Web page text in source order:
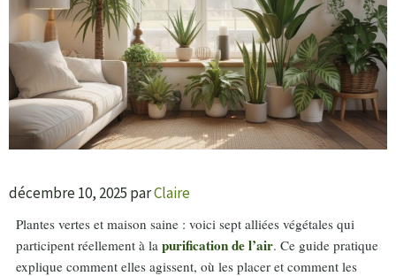
décembre 10, 2025 parClaire
Plantes vertes et maison saine : voici sept alliées végétales qui
participent réellement à la purification de l’air. Ce guide pratique
explique comment elles agissent, où les placer et comment les